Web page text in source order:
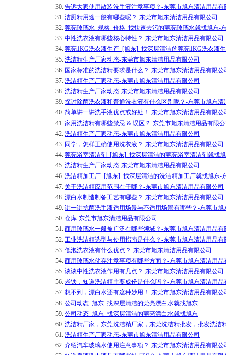
30. 告诉大家使用散装洗手液注意事项？-东莞市旭东清洁用品有
31. 洁厕精用途一般有哪些呢？-东莞市旭东清洁用品有限公司
32. 莞亮玻璃水_规格_价格_找快速去污的莞亮玻璃水就找旭东-
33. 中性洗衣液有哪些核心特性？-东莞市旭东清洁用品有限公司
34. 莞亮1KG洗衣液生产_[旭东]_找深层清洁的莞亮1KG洗衣液
35. 洗洁精生产厂家动态-东莞市旭东清洁用品有限公司
36. 国家标准的洗洁精要求是什么？-东莞市旭东清洁用品有限公
37. 洗洁精生产厂家动态-东莞市旭东清洁用品有限公司
38. 洗洁精生产厂家动态-东莞市旭东清洁用品有限公司
39. 探讨除菌洗衣液和普通洗衣液有什么区别呢？-东莞市旭东清
40. 简单讲一讲洗手液优点或好处！-东莞市旭东清洁用品有限公
41. 家用洗洁精有哪些禁忌 & 误区？-东莞市旭东清洁用品有限
42. 洗洁精生产厂家动态-东莞市旭东清洁用品有限公司
43. 同学，怎样正确使用洗衣液？-东莞市旭东清洁用品有限公司
44. 莞亮浴室清洁剂_[旭东]_找深层清洁的莞亮浴室清洁剂就找
45. 洗洁精生产厂家动态-东莞市旭东清洁用品有限公司
46. 洗洁精加工厂_[旭东]_找深层清洁的洗洁精加工厂就找旭东-
47. 关于洗洁精应用范围在于哪？-东莞市旭东清洁用品有限公司
48. 漂白水制造制备工艺有哪些？-东莞市旭东清洁用品有限公司
49. 讲一讲抗菌洗手液适用场景与不适用场景有哪些？-东莞市
50. 仓库-东莞市旭东清洁用品有限公司
51. 商用玻璃水一般被广泛在哪些领域？-东莞市旭东清洁用品有
52. 工业洗洁精选型与使用指南是什么？-东莞市旭东清洁用品有
53. 低泡洗衣液有什么优点？-东莞市旭东清洁用品有限公司
54. 商用玻璃水储存注意事项有哪些方面？-东莞市旭东清洁用品
55. 谈谈中性洗衣液作用有几点？-东莞市旭东清洁用品有限公司
56. 老铁，知道洗洁精主要成份是什么吗？-东莞市旭东清洁用品
57. 想不到，漂白水还有这种妙用！-东莞市旭东清洁用品有限公
58. 公司动态_旭东_找深层清洁的莞亮漂白水就找旭东
59. 公司动态_旭东_找深层清洁的莞亮漂白水就找旭东
60. 洗洁精厂家，东莞洗洁精厂家，东莞洗洁精批发，批发洗洁
61. 洗洁精生产厂家动态-东莞市旭东清洁用品有限公司
62. 介绍汽车玻璃水使用注意事项？-东莞市旭东清洁用品有限公